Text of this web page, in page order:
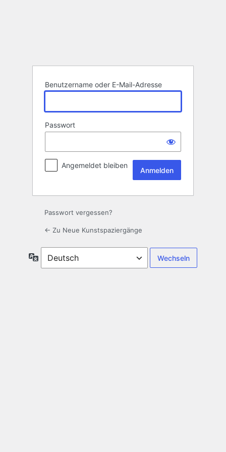
Benutzername oder E-Mail-Adresse
Passwort
Angemeldet bleiben
Passwort vergessen?
← Zu Neue Kunstspaziergänge
Sprache